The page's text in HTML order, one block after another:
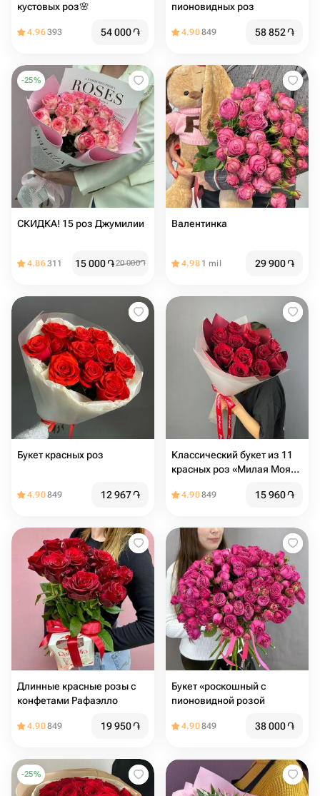
кустовых роз🌸
4.96393 54 000֏
пионовидных роз
4.90849 58 852֏
-25%
СКИДКА! 15 роз Джумилии
4.86311 15 000֏20 000֏
Валентинка
4.98 1 mil 29 900֏
Букет красных роз
4.90849 12 967֏
Классический букет из 11
красных роз «Милая Моя»
4.90849 15 960֏
Длинные красные розы с
конфетами Рафаэлло
4.90849 19 950֏
Букет «роскошный с
пионовидной розой
4.90849 38 000֏
-25%